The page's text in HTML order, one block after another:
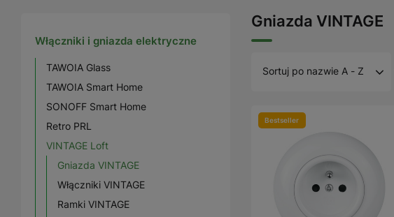
Włączniki i gniazda elektryczne
TAWOIA Glass
TAWOIA Smart Home
SONOFF Smart Home
Retro PRL
VINTAGE Loft
Gniazda VINTAGE
Włączniki VINTAGE
Ramki VINTAGE
Gniazda VINTAGE
Sortuj po nazwie A - Z
Bestseller